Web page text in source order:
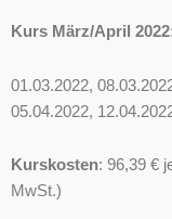
Kurs März/April
01.03.2022,
05.04.2022,
Kurskosten: 96,39 €
MwSt.)